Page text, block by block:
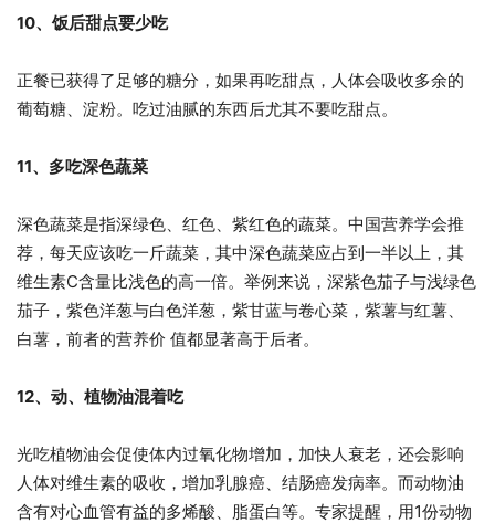
10、饭后甜点要少吃
正餐已获得了足够的糖分，如果再吃甜点，人体会吸收多余的
葡萄糖、淀粉。吃过油腻的东西后尤其不要吃甜点。
11、多吃深色蔬菜
深色蔬菜是指深绿色、红色、紫红色的蔬菜。中国营养学会推
荐，每天应该吃一斤蔬菜，其中深色蔬菜应占到一半以上，其
维生素C含量比浅色的高一倍。举例来说，深紫色茄子与浅绿色
茄子，紫色洋葱与白色洋葱，紫甘蓝与卷心菜，紫薯与红薯、
白薯，前者的营养价 值都显著高于后者。
12、动、植物油混着吃
光吃植物油会促使体内过氧化物增加，加快人衰老，还会影响
人体对维生素的吸收，增加乳腺癌、结肠癌发病率。而动物油
含有对心血管有益的多烯酸、脂蛋白等。专家提醒，用1份动物